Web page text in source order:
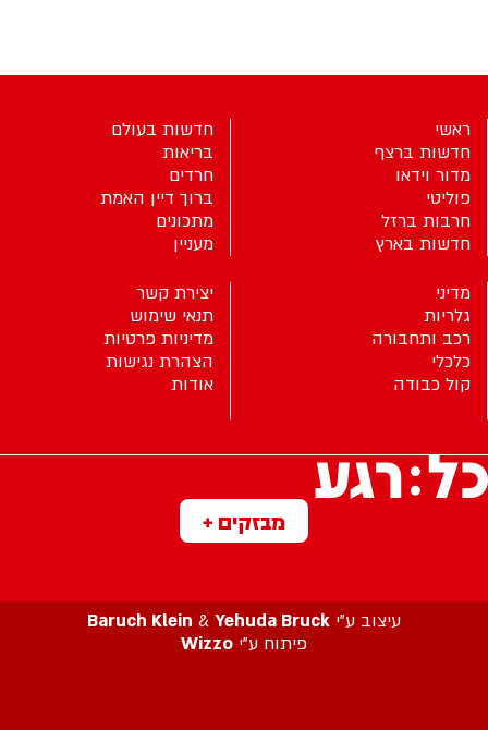
מבזקים +
ראשי
חדשות ברצף
מדור וידאו
פוליטי
חרבות ברזל
חדשות בארץ
חדשות בעולם
בריאות
חרדים
ברוך דיין האמת
מתכונים
מעניין
מדיני
גלריות
רכב ותחבורה
כלכלי
קול כבודה
יצירת קשר
תנאי שימוש
מדיניות פרטיות
הצהרת נגישות
אודות
עיצוב ע”י Baruch Klein & Yehuda Bruck
פיתוח ע”י Wizzo